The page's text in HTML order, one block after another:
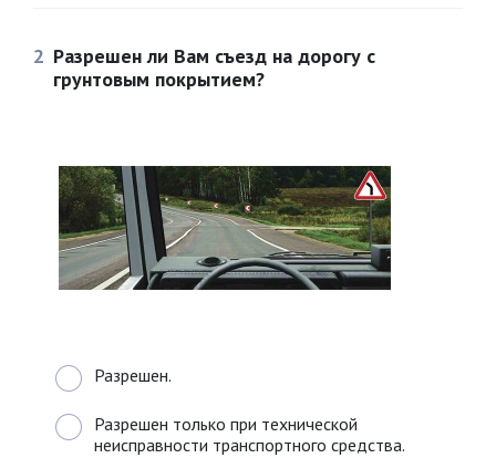
2 Разрешен ли Вам съезд на дорогу с
грунтовым покрытием?
Разрешен.
Разрешен только при технической
неисправности транспортного средства.